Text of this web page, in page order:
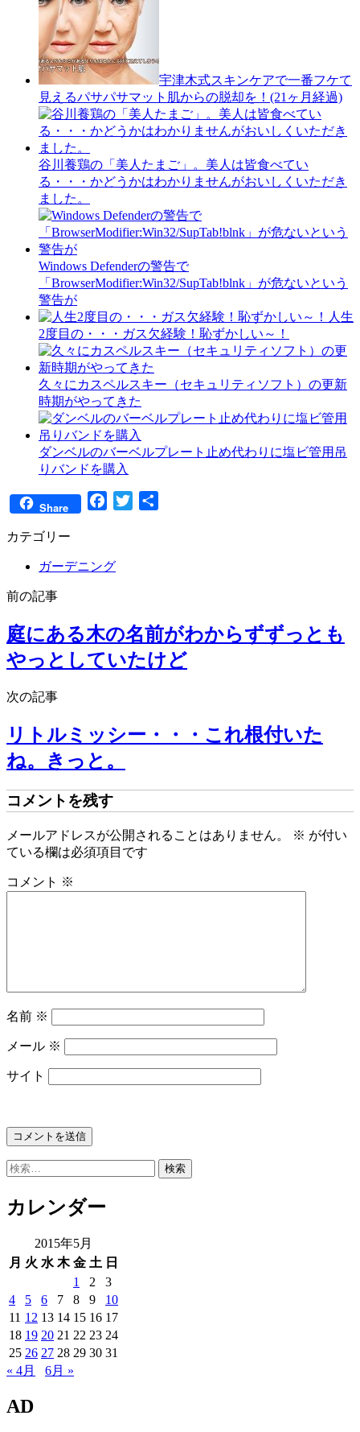
宇津木式スキンケアで一番フケて
見えるパサパサマット肌からの脱却を！(21ヶ月経過)
谷川養鶏の「美人たまご」。美人は皆食べてい
る・・・かどうかはわかりませんがおいしくいただき
ました。
Windows Defenderの警告で
「BrowserModifier:Win32/SupTab!blnk」が危ないという
警告が
人生
2度目の・・・ガス欠経験！恥ずかしい～！
久々にカスペルスキー（セキュリティソフト）の更新
時期がやってきた
ダンベルのバーベルプレート止め代わりに塩ビ管用吊
りバンドを購入
Share Facebook
Twitter
カテゴリー
ガーデニング
前の記事
庭にある木の名前がわからずずっとも
やっとしていたけど
次の記事
リトルミッシー・・・これ根付いた
ね。きっと。
コメントを残す
メールアドレスが公開されることはありません。 ※ が付い
ている欄は必須項目です
コメント ※
名前 ※
メール ※
サイト
検
カレンダー
2015年5月
月 火 水 木 金 土 日
1
2
3
4
5 6 7 8 9
10
11 12 13 14 15 16 17
18 19 20 21 22 23 24
25 26 27 28 29 30 31
« 4月
6月 »
AD